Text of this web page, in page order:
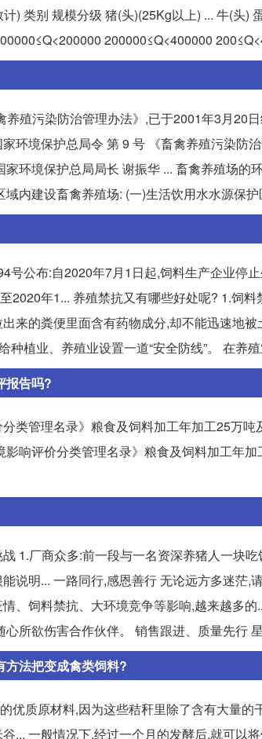
) 类别 规模分级 猪(头)(25Kg以上) ... 牛(头)
200000≤Q<400000
殖污染防治管理办法》,已于2001年3月20
环境保护总局令 第 9 号 《畜禽养殖污染防
环境保护总局局长 谢振华 ... 畜禽养殖场的
内建设畜禽养殖场: (一)生活饮用水水源保
号公布:自2020年7月1日起,饲料生产企业停
2020年1... 养殖禁抗又有哪些好处呢? 1.饲
来的粪便里面含有药物成分,却不能迅速地
种植业、养殖业设置一道“安全防线”。 在养
报告吗?
类管理名录》粮食及饲料加工年加工25万
响评价分类管理名录》粮食及饲料加工年
1.厂商众多:前一段与一名资深养猪人一块
说明... 一路同行,感恩善行 无论远方多迷茫,
、饲料禁抗、大环境竞争等影响,越来越多
所欲伤害合作伙伴。 销售跟进、质量先行
方法把变成禽类饲料?
优质原材料,因为这些秸秆里除了含有大量
... 一般情况下,经过一个月的发酵后,就可以